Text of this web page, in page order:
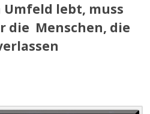
lebt, muss
die Menschen, die